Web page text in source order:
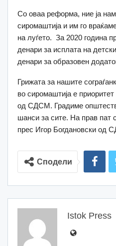
Со оваа реформа, ние ја
сиромаштија и им го
на луѓето. За 2020 година
денари за исплата на
денари за образовен
Грижата за нашите
во сиромаштија е
од СДСМ. Градиме
шанси за сите. На прав пат
прес Игор Богдановски од
Сподели
Istok Press